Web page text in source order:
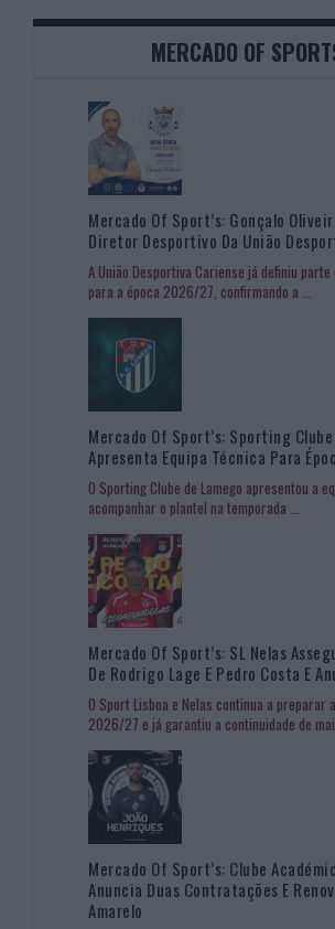
MERCADO OF
Mercado Of Sport’s: Gonçalo
Diretor Desportivo Da União
A União Desportiva Cariense já definiu
para a época 2026/27, confirmando a ...
Mercado Of Sport’s: Sporting Clube
Apresenta Equipa Técnica Para
O Sporting Clube de Lamego apresentou a
acompanhar o plantel na temporada ...
Mercado Of Sport’s: SL Nelas
De Rodrigo Lage E Pedro Costa E
O Sport Lisboa e Nelas continua a preparar
2026/27 e já garantiu a continuidade de
Mercado Of Sport’s: Clube
Anuncia Duas Contratações E
Amarelo